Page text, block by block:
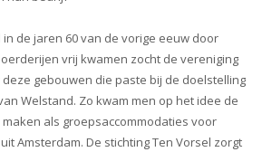
de jaren 60 van de vorige eeuw door
vrij kwamen zocht de vereniging
gebouwen die paste bij de doelstelling
Welstand. Zo kwam men op het idee de
als groepsaccommodaties voor
Amsterdam. De stichting Ten Vorsel zorgt